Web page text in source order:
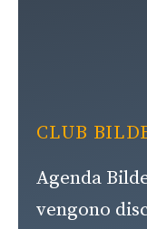
CLUB
Agenda
vengono